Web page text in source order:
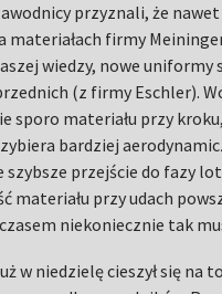
przyznali, że nawet
materiałach firmy
wiedzy, nowe uniformy
(z firmy Eschler).
sporo materiału przy
bardziej
szybsze przejście do fazy
materiału przy udach
niekoniecznie tak
w niedzielę cieszył się na